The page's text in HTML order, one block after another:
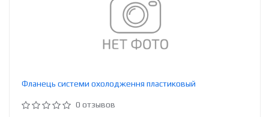
Фланець системи охолодження пластиковый
0 отзывов